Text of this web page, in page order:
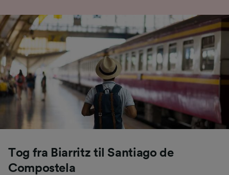
Tog fra Biarritz til Santiago de
Compostela